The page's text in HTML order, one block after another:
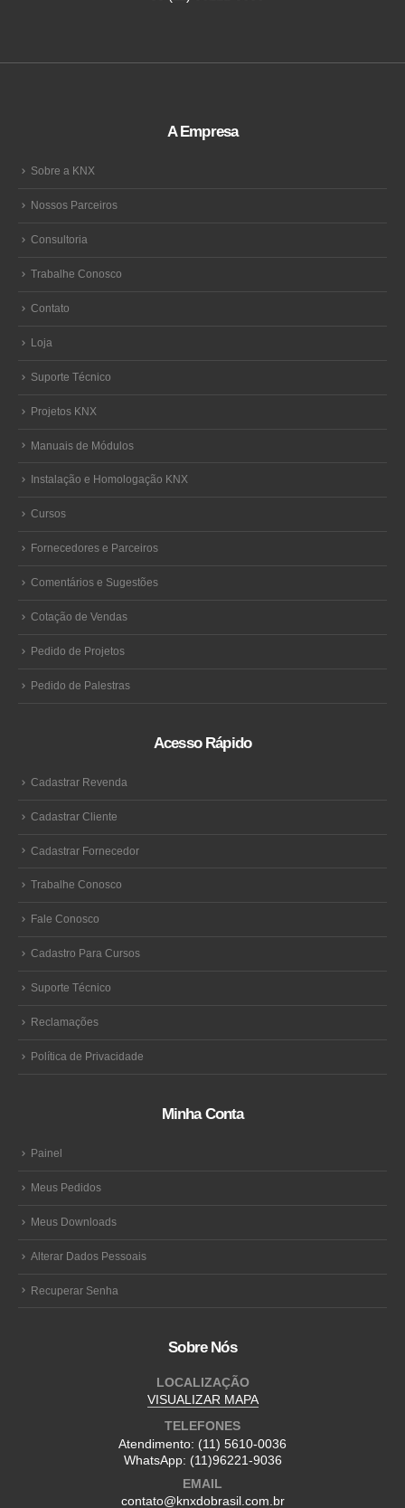
A Empresa
Sobre a KNX
Nossos Parceiros
Consultoria
Trabalhe Conosco
Contato
Loja
Suporte Técnico
Projetos KNX
Manuais de Módulos
Instalação e Homologação KNX
Cursos
Fornecedores e Parceiros
Comentários e Sugestões
Cotação de Vendas
Pedido de Projetos
Pedido de Palestras
Acesso Rápido
Cadastrar Revenda
Cadastrar Cliente
Cadastrar Fornecedor
Trabalhe Conosco
Fale Conosco
Cadastro Para Cursos
Suporte Técnico
Reclamações
Política de Privacidade
Minha Conta
Painel
Meus Pedidos
Meus Downloads
Alterar Dados Pessoais
Recuperar Senha
Sobre Nós
LOCALIZAÇÃO
VISUALIZAR MAPA
TELEFONES
Atendimento: (11) 5610-0036
WhatsApp: (11)96221-9036
EMAIL
contato@knxdobrasil.com.br